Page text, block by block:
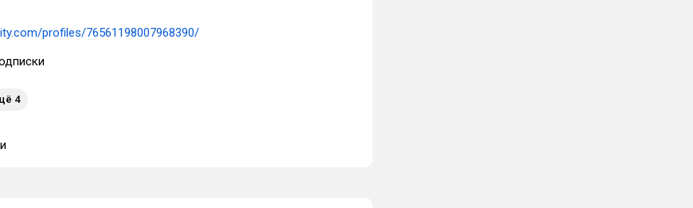
profiles/76561198007968390/
4